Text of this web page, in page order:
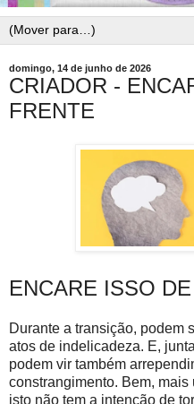
domingo, 14 de junho de 2026
CRIADOR -
FRENTE
ENCARE ISSO
Durante a transição, podem
atos de indelicadeza. E,
podem vir também
constrangimento. Bem,
isto não tem a intenção de